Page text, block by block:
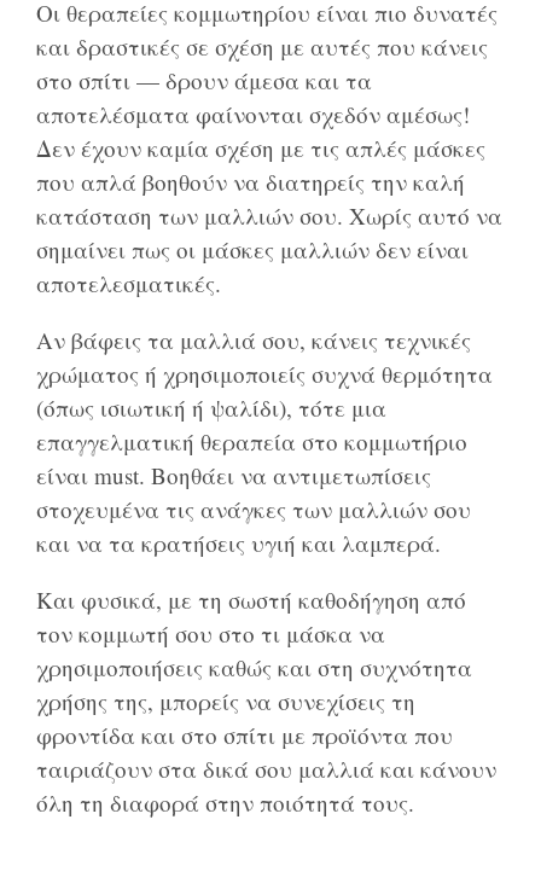
Οι θεραπείες κομμωτηρίου είναι πιο δυνατές
και δραστικές σε σχέση με αυτές που κάνεις
στο σπίτι — δρουν άμεσα και τα
αποτελέσματα φαίνονται σχεδόν αμέσως!
Δεν έχουν καμία σχέση με τις απλές μάσκες
που απλά βοηθούν να διατηρείς την καλή
κατάσταση των μαλλιών σου. Χωρίς αυτό να
σημαίνει πως οι μάσκες μαλλιών δεν είναι
αποτελεσματικές.
Αν βάφεις τα μαλλιά σου, κάνεις τεχνικές
χρώματος ή χρησιμοποιείς συχνά θερμότητα
(όπως ισιωτική ή ψαλίδι), τότε μια
επαγγελματική θεραπεία στο κομμωτήριο
είναι must. Βοηθάει να αντιμετωπίσεις
στοχευμένα τις ανάγκες των μαλλιών σου
και να τα κρατήσεις υγιή και λαμπερά.
Και φυσικά, με τη σωστή καθοδήγηση από
τον κομμωτή σου στο τι μάσκα να
χρησιμοποιήσεις καθώς και στη συχνότητα
χρήσης της, μπορείς να συνεχίσεις τη
φροντίδα και στο σπίτι με προϊόντα που
ταιριάζουν στα δικά σου μαλλιά και κάνουν
όλη τη διαφορά στην ποιότητά τους.